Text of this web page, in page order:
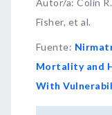
Autor/a: Colin
Fisher, et al.
Fuente:
Mortality and
With